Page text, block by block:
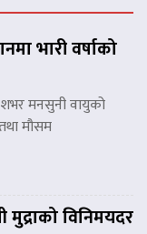
भारी वर्षाको
मनसुनी वायुको
मौसम
विनिमयदर